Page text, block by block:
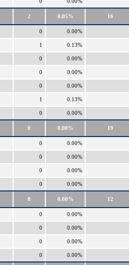
2 0.05% 16
0 0.00%
1 0.13%
0 0.00%
0 0.00%
0 0.00%
1 0.13%
0 0.00%
0 0.00% 19
0 0.00%
0 0.00%
0 0.00%
0 0.00%
0 0.00% 12
0 0.00%
0 0.00%
0 0.00%
0 0.00%